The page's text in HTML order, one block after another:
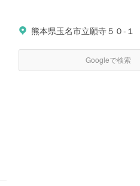
熊本県玉名市立願寺５０-１
Googleで検索